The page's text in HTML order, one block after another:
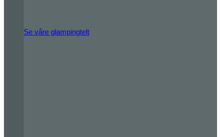
Se våre glampingtelt